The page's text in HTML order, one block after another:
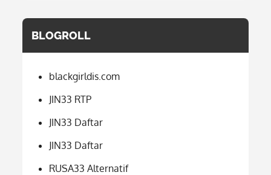
BLOGROLL
blackgirldis.com
JIN33 RTP
JIN33 Daftar
JIN33 Daftar
RUSA33 Alternatif